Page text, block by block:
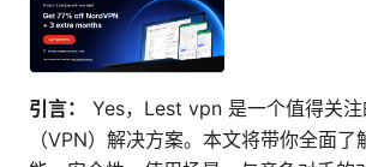
引言：
Yes，Lest vpn 是一个值得关
（VPN）解决方案。本文将带你全面